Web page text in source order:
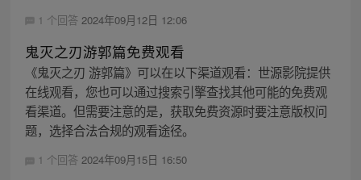
1 个回答 2024年09月12日 12:06
鬼灭之刃游郭篇免费观看
《鬼灭之刃 游郭篇》可以在以下渠道观看：世源影院提供
在线观看，您也可以通过搜索引擎查找其他可能的免费观
看渠道。但需要注意的是，获取免费资源时要注意版权问
题，选择合法合规的观看途径。
1 个回答 2024年09月15日 16:50